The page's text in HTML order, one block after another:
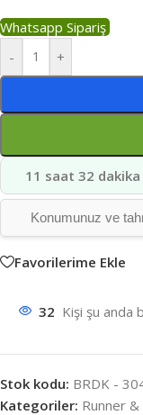
Whatsapp Sipariş
-
+
11 saat 32 dakika
Konumunuz ve
Favorilerime Ekle
32 Kişi şu anda
Stok kodu: BRDK -
Kategoriler: Runner